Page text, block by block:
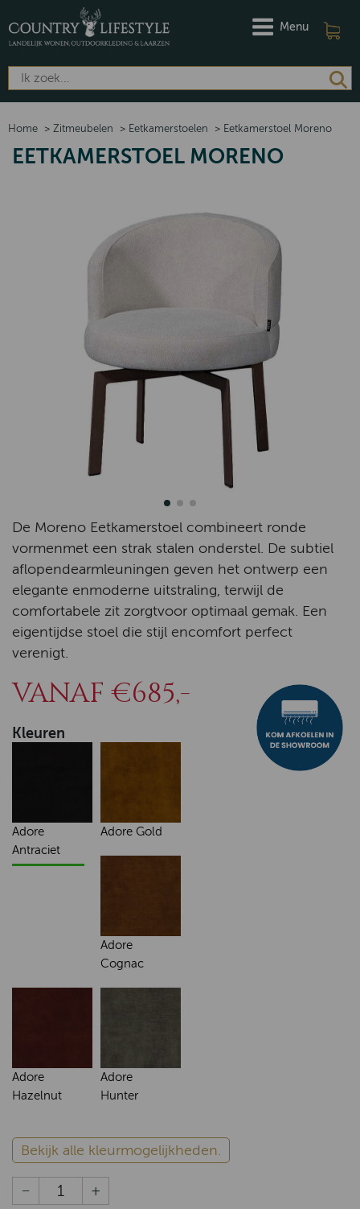
Menu
Home > Zitmeubelen > Eetkamerstoelen > Eetkamerstoel Moreno
EETKAMERSTOEL MORENO
De Moreno Eetkamerstoel combineert ronde
vormenmet een strak stalen onderstel. De subtiel
aflopendearmleuningen geven het ontwerp een
elegante enmoderne uitstraling, terwijl de
comfortabele zit zorgtvoor optimaal gemak. Een
eigentijdse stoel die stijl encomfort perfect
verenigt.
VANAF €685,-
Kleuren
Adore
Antraciet
Adore Gold
Adore
Cognac
Adore
Hazelnut
Adore
Hunter
Bekijk alle kleurmogelijkheden.